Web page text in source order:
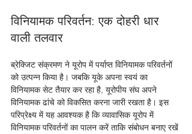
विनियामक परिवर्तन: एक दोहरी धार
वाली तलवार
ब्रेक्जिट संक्रमण ने यूरोप में पर्याप्त विनियामक परिवर्तनों
को उत्पन्न किया है। जबकि यूके अपना स्वयं का
विनियामक सेट तैयार कर रहा है, यूरोपीय संघ अपने
विनियामक ढांचे को विकसित करना जारी रखता है। इस
परिप्रेक्ष्य में यह आवश्यक है कि व्यावासिक यूरोप में
विनियामक परिवर्तनों का पालन करें ताकि संबोधन बनाए रखें